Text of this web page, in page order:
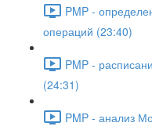
PMP -
операций (23:40)
PMP -
(24:31)
PMP - анализ